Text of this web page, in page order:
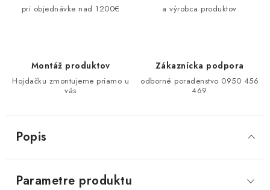
pri objednávke nad 1200€ a výrobca produktov
Montáž produktov
Hojdačku zmontujeme priamo u
vás
Zákaznícka podpora
odborné poradenstvo 0950 456
469
Popis
Parametre produktu